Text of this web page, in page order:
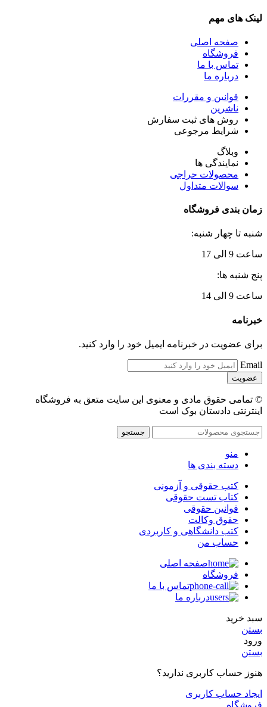
لینک های مهم
صفحه اصلی
فروشگاه
تماس با ما
درباره ما
قوانین و مقررات
ناشرین
روش های ثبت سفارش
شرایط مرجوعی
وبلاگ
نمایندگی ها
محصولات حراجی
سوالات متداول
زمان بندی فروشگاه
شنبه تا چهار شنبه:
ساعت 9 الی 17
پنج شنبه ها:
ساعت 9 الی 14
خبرنامه
برای عضویت در خبرنامه ایمیل خود را وارد کنید.
Email
© تمامی حقوق مادی و معنوی این سایت متعق به فروشگاه
اینترنتی دادستان بوک است
جستجو
منو
دسته بندی ها
کتب حقوقی و آزمونی
کتاب تست حقوقی
قوانین حقوقی
حقوق وکالت
کتب دانشگاهی و کاربردی
حساب من
صفحه اصلی
فروشگاه
تماس با ما
درباره ما
سبد خرید
بستن
ورود
بستن
هنوز حساب کاربری ندارید؟
ایجاد حساب کاربری
فروشگاه